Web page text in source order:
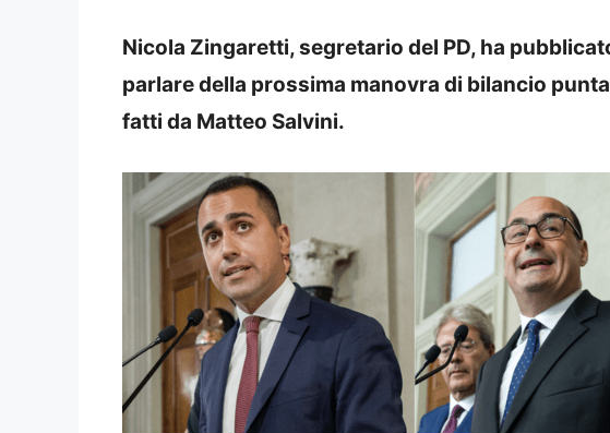
Nicola Zingaretti, segretario del PD, ha
parlare della prossima manovra di bilancio
fatti da Matteo Salvini.